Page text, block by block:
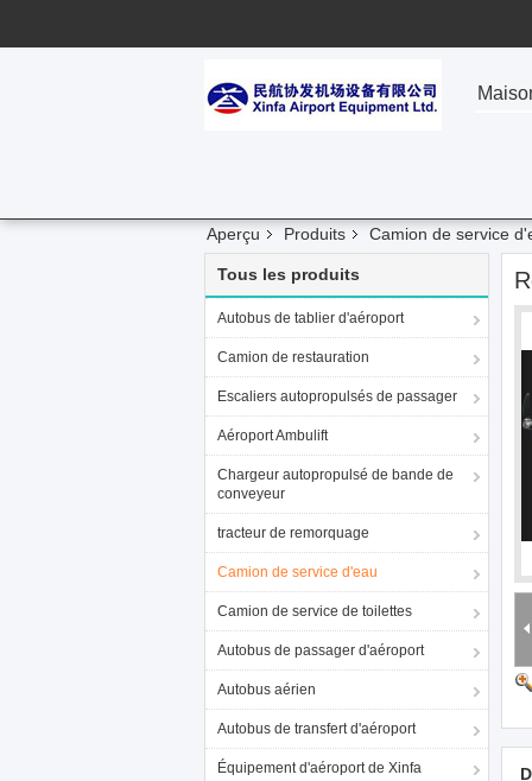
Aperçu Produits Camion de service
Tous les produits
Autobus de tablier d'aéroport
Camion de restauration
Escaliers autopropulsés de passager
Aéroport Ambulift
Chargeur autopropulsé de bande de
conveyeur
tracteur de remorquage
Camion de service d'eau
Camion de service de toilettes
Autobus de passager d'aéroport
Autobus aérien
Autobus de transfert d'aéroport
Équipement d'aéroport de Xinfa